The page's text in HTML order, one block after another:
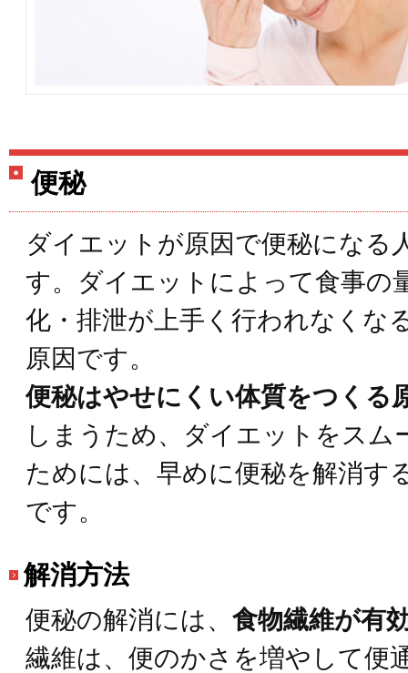
便秘
ダイエットが原因で便秘になる
す。ダイエットによって食事の
化・排泄が上手く行われなくな
原因です。
便秘はやせにくい体質をつくる
しまうため、ダイエットをスム
ためには、早めに便秘を解消す
です。
解消方法
便秘の解消には、 食物繊維が有
繊維は、便のかさを増やして便